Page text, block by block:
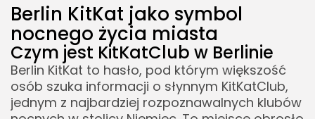
Edukacja i Nauka
27 Artykułów
Zoologia/Rolnictwo/Leśnictwo
24 Artykułów
Berlin KitKat jako symbol
nocnego życia miasta
Czym jest KitKatClub w Berlinie
Berlin KitKat to hasło, pod którym większość
osób szuka informacji o słynnym KitKatClub,
jednym z najbardziej rozpoznawalnych klubów
Muzyka i imprezy w KitKatClub
Techno, house i elektroniczny klimat Berlina
Imprezy tematyczne
Taniec jako część doświadczenia
Zasady zachowania w KitKatClub